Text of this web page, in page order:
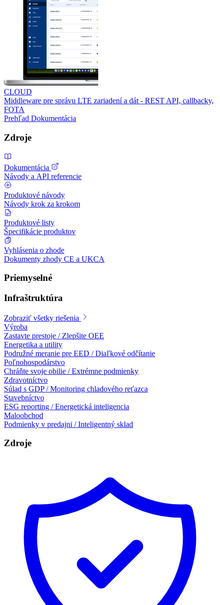
CLOUD
Middleware pre správu LTE zariadení a dát - REST API, callbacky,
FOTA
Prehľad Dokumentácia
Zdroje
Dokumentácia
Návody a API referencie
Produktové návody
Návody krok za krokom
Produktové listy
Špecifikácie produktov
Vyhlásenia o zhode
Dokumenty zhody CE a UKCA
Priemyselné
Infraštruktúra
Zobraziť všetky riešenia
Výroba
Zastavte prestoje / Zlepšite OEE
Energetika a utility
Podružné meranie pre EED / Diaľkové odčítanie
Poľnohospodárstvo
Chráňte svoje obilie / Extrémne podmienky
Zdravotníctvo
Súlad s GDP / Monitoring chladového reťazca
Stavebníctvo
ESG reporting / Energetická inteligencia
Maloobchod
Podmienky v predajni / Inteligentný sklad
Zdroje